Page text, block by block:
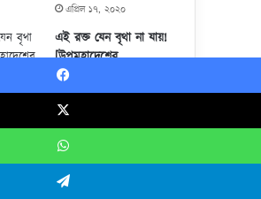
এপ্রিল ১৭, ২০২০
এই রক্ত যেন বৃথা না যায়!
[উপমহাদেশের
আত্মমর্যাদাবোধসম্পন্ন
মুসলিমদের প্রতি বার্তা]||
মাওলানা সাঈদ ইউসুফ
হাফিজ
মার্চ ৮, ২০২০
ভারত আর্কাইভ||(ভারতে